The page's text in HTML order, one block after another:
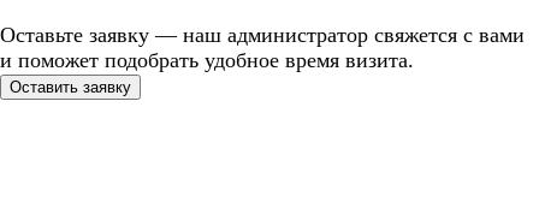
Оставьте заявку — наш администратор свяжется с вами
и поможет подобрать удобное время визита.
Оставить заявку